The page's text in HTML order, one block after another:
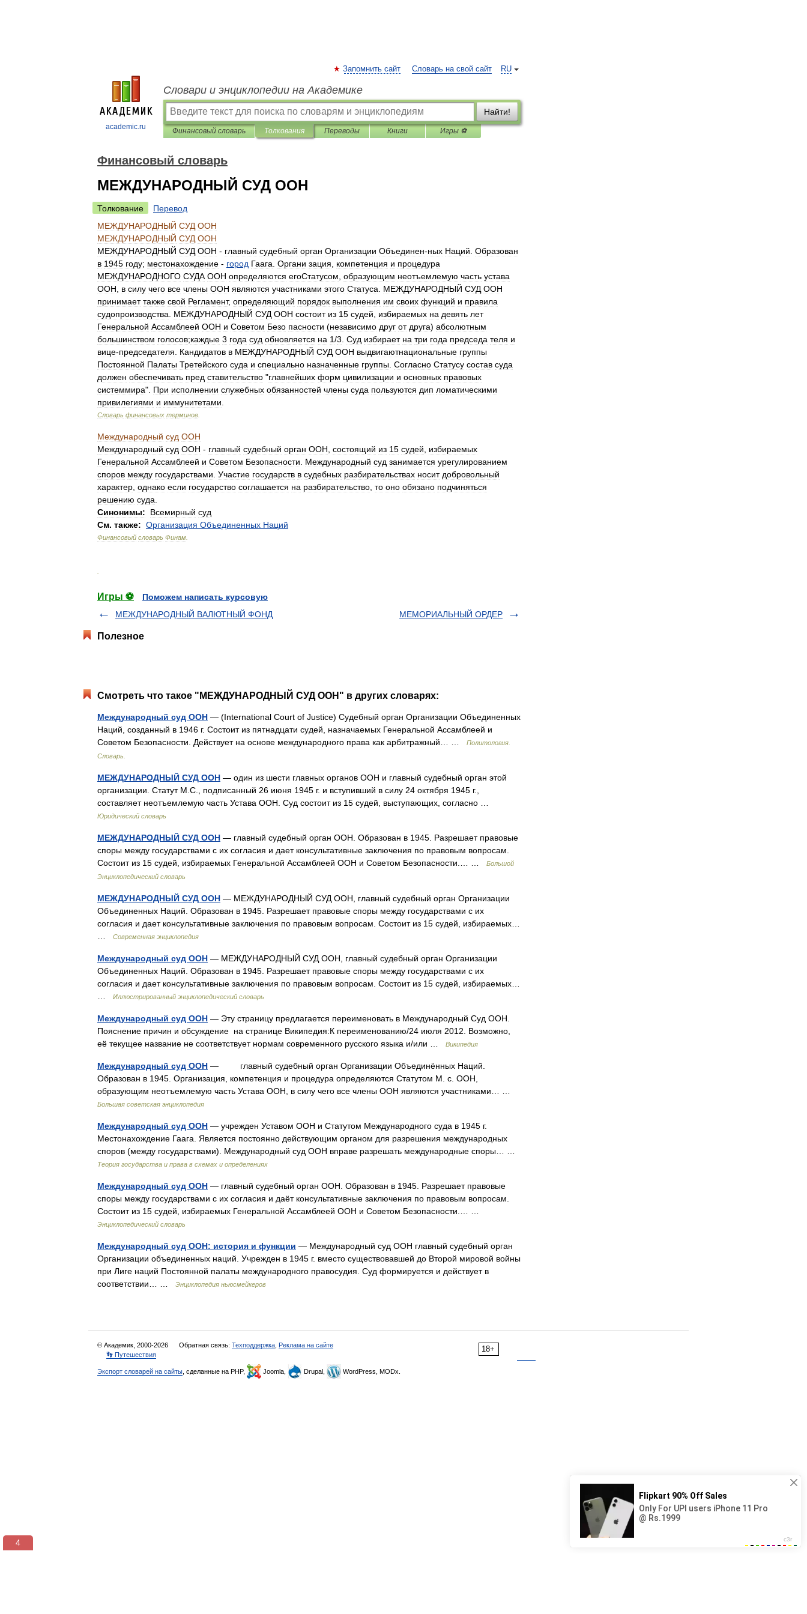
academic.ru
RU
Запомнить сайт Словарь на свой сайт
Словари и энциклопедии на Академике
Найти!
Финансовый словарь Толкования Переводы Книги Игры ⚽
Финансовый словарь
МЕЖДУНАРОДНЫЙ СУД ООН
Толкование
Перевод
МЕЖДУНАРОДНЫЙ СУД ООН
МЕЖДУНАРОДНЫЙ СУД ООН
МЕЖДУНАРОДНЫЙ СУД ООН - главный судебный орган Организации Объединен-ных Наций Образован
в 1945 году; местонахождение - город Гаага Органи зация компетенция и процедура
МЕЖДУНАРОДНОГО СУДА ООН определяются егоСтатусом образующим неотъемлемую часть устава
ООН
в силу чего все члены ООН являются участниками этого Статуса МЕЖДУНАРОДНЫЙ СУД ООН
принимает также свой Регламент, определяющий порядок выполнения им своих функций и правила
судопроизводства
МЕЖДУНАРОДНЫЙ СУД ООН состоит из 15 судей избираемых на девять лет
Генеральной Ассамблеей ООН и Советом Безо пасности (независимо друг от друга) абсолютным
большинством голосов;каждые 3 года суд обновляется на 1/3 Суд избирает на три года председа теля и
вице-председателя Кандидатов в МЕЖДУНАРОДНЫЙ СУД ООН выдвигаютнациональные группы
Постоянной Палаты Третейского суда и специально назначенные группы Согласно Статусу состав суда
должен обеспечивать пред ставительство "главнейших форм цивилизации и основных правовых
системмира". При исполнении служебных обязанностей члены суда пользуются дип ломатическими
привилегиями и иммунитетами
Словарь финансовых терминов
Международный суд ООН
Международный суд ООН - главный судебный орган ООН состоящий из 15 судей
избираемых
Генеральной Ассамблеей и Советом Безопасности Международный суд занимается урегулированием
споров между государствами Участие государств в судебных разбирательствах носит добровольный
характер однако если государство соглашается на разбирательство то оно обязано подчиняться
решению суда
Синонимы:
Всемирный суд
См. также: Организация Объединенных Наций
Финансовый словарь Финам
Игры ⚽
Поможем написать курсовую
МЕЖДУНАРОДНЫЙ ВАЛЮТНЫЙ ФОНД
МЕМОРИАЛЬНЫЙ ОРДЕР
Полезное
Смотреть что такое "МЕЖДУНАРОДНЫЙ СУД ООН" в других словарях:
Международный суд ООН — (International Court of Justice) Судебный орган Организации Объединенных
Наций, созданный в 1946 г. Состоит из пятнадцати судей, назначаемых Генеральной Ассамблеей и
Советом Безопасности. Действует на основе международного права как арбитражный… …
Политология.
Словарь.
МЕЖДУНАРОДНЫЙ СУД ООН — один из шести главных органов ООН и главный судебный орган этой
организации. Статут М.С., подписанный 26 июня 1945 г. и вступивший в силу 24 октября 1945 г.,
составляет неотъемлемую часть Устава ООН. Суд состоит из 15 судей, выступающих, согласно …
Юридический словарь
МЕЖДУНАРОДНЫЙ СУД ООН — главный судебный орган ООН. Образован в 1945. Разрешает правовые
споры между государствами с их согласия и дает консультативные заключения по правовым вопросам.
Состоит из 15 судей, избираемых Генеральной Ассамблеей ООН и Советом Безопасности.… …
Большой
Энциклопедический словарь
МЕЖДУНАРОДНЫЙ СУД ООН — МЕЖДУНАРОДНЫЙ СУД ООН, главный судебный орган Организации
Объединенных Наций. Образован в 1945. Разрешает правовые споры между государствами с их
согласия и дает консультативные заключения по правовым вопросам. Состоит из 15 судей, избираемых…
Современная энциклопедия
Международный суд ООН — МЕЖДУНАРОДНЫЙ СУД ООН, главный судебный орган Организации
Объединенных Наций. Образован в 1945. Разрешает правовые споры между государствами с их
согласия и дает консультативные заключения по правовым вопросам. Состоит из 15 судей, избираемых…
Иллюстрированный энциклопедический словарь
Международный суд ООН — Эту страницу предлагается переименовать в Международный Суд ООН.
Пояснение причин и обсуждение на странице Википедия:К переименованию/24 июля 2012. Возможно,
её текущее название не соответствует нормам современного русского языка и/или …
Википедия
Международный суд ООН — главный судебный орган Организации Объединённых Наций.
Образован в 1945. Организация, компетенция и процедура определяются Статутом М. с. ООН,
образующим неотъемлемую часть Устава ООН, в силу чего все члены ООН являются участниками… …
Большая советская энциклопедия
Международный суд ООН — учрежден Уставом ООН и Статутом Международного суда в 1945 г.
Местонахождение Гаага. Является постоянно действующим органом для разрешения международных
споров (между государствами). Международный суд ООН вправе разрешать международные споры… …
Теория государства и права в схемах и определениях
Международный суд ООН — главный судебный орган ООН. Образован в 1945. Разрешает правовые
споры между государствами с их согласия и даёт консультативные заключения по правовым вопросам.
Состоит из 15 судей, избираемых Генеральной Ассамблеей ООН и Советом Безопасности.… …
Энциклопедический словарь
Международный суд ООН: история и функции — Международный суд ООН главный судебный орган
Организации объединенных наций. Учрежден в 1945 г. вместо существовавшей до Второй мировой войны
при Лиге наций Постоянной палаты международного правосудия. Суд формируется и действует в
соответствии… …
Энциклопедия ньюсмейкеров
18+
© Академик, 2000-2026 Обратная связь: Техподдержка Реклама на сайте
👣 Путешествия
Экспорт словарей на сайты , сделанные на PHP, Joomla, Drupal, WordPress, MODx.
3